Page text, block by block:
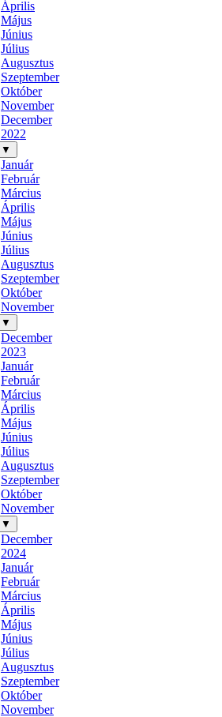
Április
Május
Június
Július
Augusztus
Szeptember
Október
November
December
2022
▼
Január
Február
Március
Április
Május
Június
Július
Augusztus
Szeptember
Október
November
▼
December
2023
Január
Február
Március
Április
Május
Június
Július
Augusztus
Szeptember
Október
November
▼
December
2024
Január
Február
Március
Április
Május
Június
Július
Augusztus
Szeptember
Október
November